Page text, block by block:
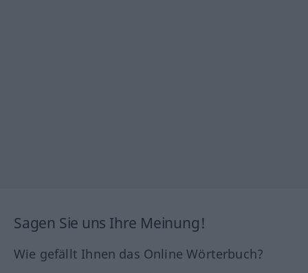
Sagen Sie uns Ihre Meinung!
Wie gefällt Ihnen das Online Wörterbuch?